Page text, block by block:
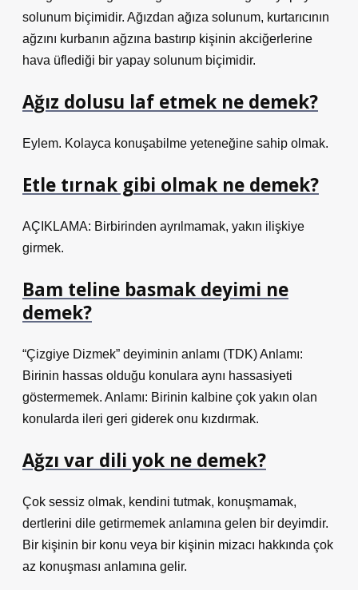
solunum biçimidir. Ağızdan ağıza solunum, kurtarıcının
ağzını kurbanın ağzına bastırıp kişinin akciğerlerine
hava üflediği bir yapay solunum biçimidir.
Ağız dolusu laf etmek ne demek?
Eylem. Kolayca konuşabilme yeteneğine sahip olmak.
Etle tırnak gibi olmak ne demek?
AÇIKLAMA: Birbirinden ayrılmamak, yakın ilişkiye
girmek.
Bam teline basmak deyimi ne
demek?
“Çizgiye Dizmek” deyiminin anlamı (TDK) Anlamı:
Birinin hassas olduğu konulara aynı hassasiyeti
göstermemek. Anlamı: Birinin kalbine çok yakın olan
konularda ileri geri giderek onu kızdırmak.
Ağzı var dili yok ne demek?
Çok sessiz olmak, kendini tutmak, konuşmamak,
dertlerini dile getirmemek anlamına gelen bir deyimdir.
Bir kişinin bir konu veya bir kişinin mizacı hakkında çok
az konuşması anlamına gelir.